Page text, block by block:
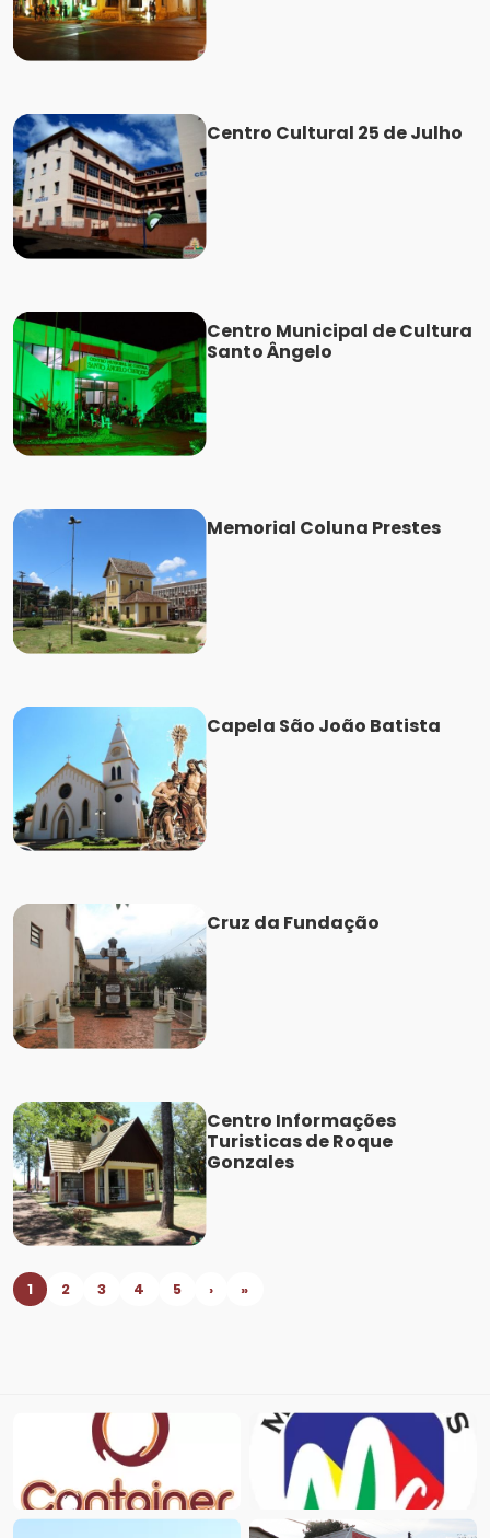
Centro Cultural 25 de Julho
Centro Municipal de Cultura
Santo Ângelo
Memorial Coluna Prestes
Capela São João Batista
Cruz da Fundação
Centro Informações
Turisticas de Roque
Gonzales
1 2 3 4 5 › »